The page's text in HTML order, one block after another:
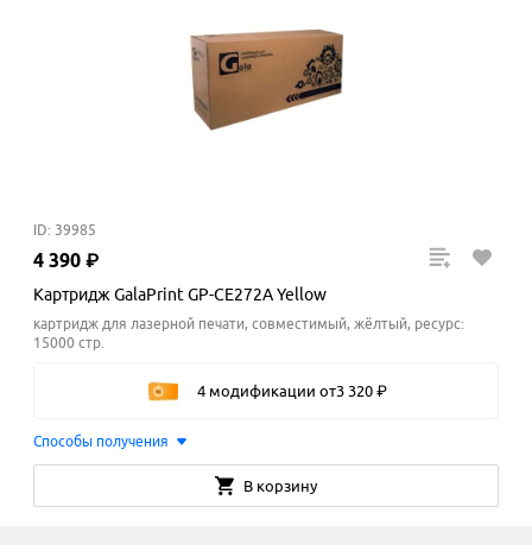
ID: 39985
4 390 ₽
Картридж GalaPrint GP-CE272A Yellow
картридж для лазерной печати, совместимый, жёлтый, ресурс:
15000 стр.
4 модификации от3 320 ₽
Способы получения
В корзину